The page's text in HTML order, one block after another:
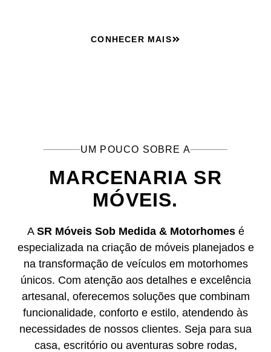
CONHECER MAIS
UM POUCO SOBRE A
MARCENARIA SR
MÓVEIS.
A SR Móveis Sob Medida & Motorhomesé
especializada na criação de móveis planejados e
na transformação de veículos em motorhomes
únicos. Com atenção aos detalhes e excelência
artesanal, oferecemos soluções que combinam
funcionalidade, conforto e estilo, atendendo às
necessidades de nossos clientes. Seja para sua
casa, escritório ou aventuras sobre rodas,